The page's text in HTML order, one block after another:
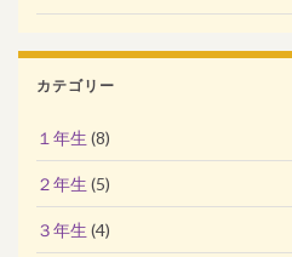
カテゴリー
１年生 (8)
２年生 (5)
３年生 (4)